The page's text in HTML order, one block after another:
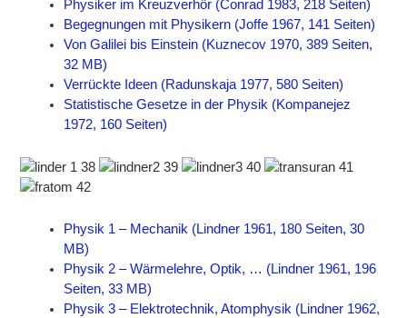
Physiker im Kreuzverhör (Conrad 1983, 218 Seiten)
Begegnungen mit Physikern (Joffe 1967, 141 Seiten)
Von Galilei bis Einstein (Kuznecov 1970, 389 Seiten,
32 MB)
Verrückte Ideen (Radunskaja 1977, 580 Seiten)
Statistische Gesetze in der Physik (Kompanejez
1972, 160 Seiten)
Physik 1 – Mechanik (Lindner 1961, 180 Seiten, 30
MB)
Physik 2 – Wärmelehre, Optik, … (Lindner 1961, 196
Seiten, 33 MB)
Physik 3 – Elektrotechnik, Atomphysik (Lindner 1962,